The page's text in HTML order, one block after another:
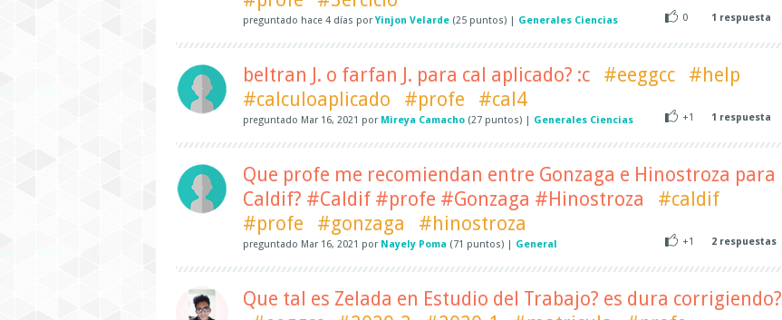
preguntado hace 4 días porYinjon Velarde (25 puntos) Generales Ciencias 0 1 respuesta
beltran J. o farfan J. para cal aplicado? :c #eeggcc
#help
#calculoaplicado
#profe #cal4
preguntado Mar 16, 2021 por Mireya Camacho (27 puntos) Generales Ciencias +1 1 respuesta
Que profe me recomiendan entre Gonzaga e Hinostroza para
Caldif? #Caldif #profe #Gonzaga #Hinostroza
#caldif
#profe
#gonzaga #hinostroza
preguntado Mar 16, 2021 por Nayely Poma (71 puntos) General +1 2 respuestas
Que tal es Zelada en Estudio del Trabajo? es dura corrigiendo?